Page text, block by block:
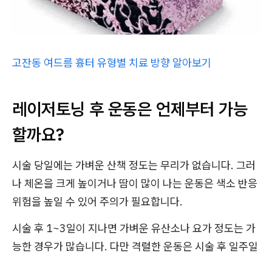
고잔동 여드름 흉터 유형별 치료 방향 알아보기
레이저토닝 후 운동은 언제부터 가능
할까요?
시술 당일에는 가벼운 산책 정도는 무리가 없습니다. 그러
나 체온을 크게 높이거나 땀이 많이 나는 운동은 색소 반응
위험을 높일 수 있어 주의가 필요합니다.
시술 후 1~3일이 지나면 가벼운 유산소나 요가 정도는 가
능한 경우가 많습니다. 다만 격렬한 운동은 시술 후 일주일